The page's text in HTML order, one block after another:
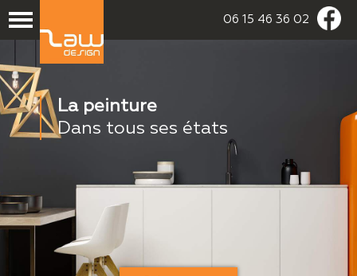
06 15 46 36 02
La peinture
Dans tous ses états